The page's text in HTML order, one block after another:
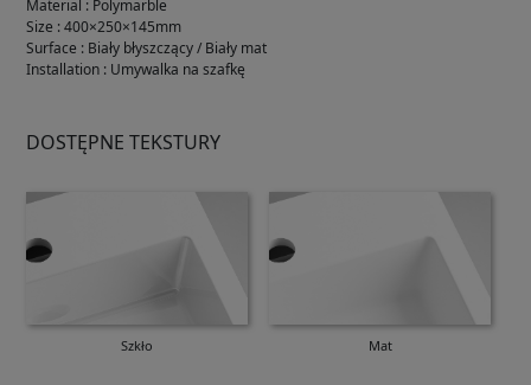
Material : Polymarble
Size :400×250×145mm
Surface : Biały błyszczący / Biały mat
Installation : Umywalka na szafkę
DOSTĘPNE TEKSTURY
Szkło Mat